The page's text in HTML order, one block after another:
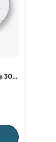
Beyaz Porselen Servis Tabağı 30X21,5 Cm Blue Bird Collection by Pip Studio